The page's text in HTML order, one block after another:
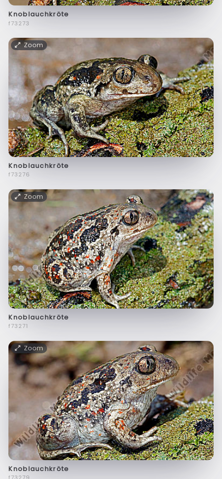
Knoblauchkröte
f73273
Zoom
Knoblauchkröte
f73276
Zoom
Knoblauchkröte
f73271
Zoom
Knoblauchkröte